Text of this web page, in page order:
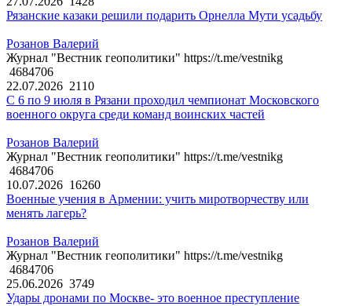
Рязанские казаки решили подарить Орнелла Мути усадьбу
Розанов Валерий
Журнал "Вестник геополитики" https://t.me/vestnikg
4684706
22.07.2026 2110
С 6 по 9 июля в Рязани проходил чемпионат Московского
военного округа среди команд воинских частей
Розанов Валерий
Журнал "Вестник геополитики" https://t.me/vestnikg
4684706
10.07.2026 16260
Военные учения в Армении: учить миротворчеству или
менять лагерь?
Розанов Валерий
Журнал "Вестник геополитики" https://t.me/vestnikg
4684706
25.06.2026 3749
Удары дронами по Москве- это военное преступление